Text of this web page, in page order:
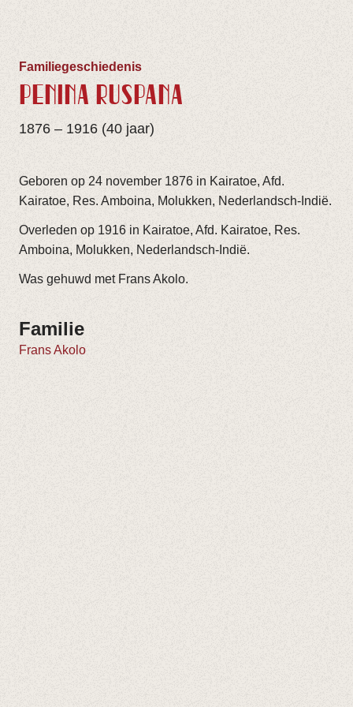
Familiegeschiedenis
PENINA RUSPANA
1876 – 1916 (40 jaar)
Geboren op 24 november 1876 in Kairatoe, Afd.
Kairatoe, Res. Amboina, Molukken, Nederlandsch-Indië.
Overleden op 1916 in Kairatoe, Afd. Kairatoe, Res.
Amboina, Molukken, Nederlandsch-Indië.
Was gehuwd met Frans Akolo.
Familie
Frans Akolo